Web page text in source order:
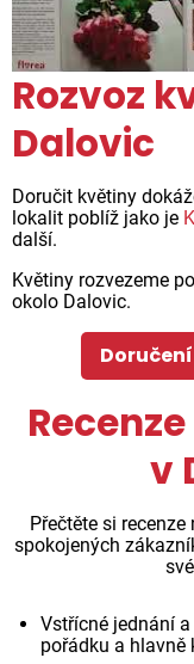
Rozvoz
Dalovic
Doručit květiny
lokalit poblíž jako je
další.
Květiny rozvezeme
okolo Dalovic.
v
Přečtěte si
spokojených
Vstřícné jednání
pořádku a hlavně